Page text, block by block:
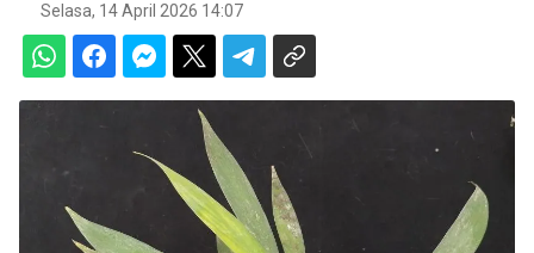
Selasa, 14 April 2026 14:07